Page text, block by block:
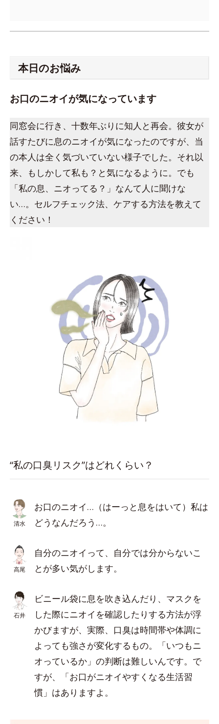
本日のお悩み
お口のニオイが気になっています
同窓会に行き、十数年ぶりに知人と再会。彼女が
話すたびに息のニオイが気になったのですが、当
の本人は全く気づいていない様子でした。それ以
来、もしかして私も？と気になるように。でも
「私の息、ニオってる？」なんて人に聞けな
い…。セルフチェック法、ケアする方法を教えて
ください！
“私の口臭リスク”はどれくらい？
清水
お口のニオイ…（はーっと息をはいて）私は
どうなんだろう…。
高尾
自分のニオイって、自分では分からないこ
とが多い気がします。
石井
ビニール袋に息を吹き込んだり、マスクを
した際にニオイを確認したりする方法が浮
かびますが、実際、口臭は時間帯や体調に
よっても強さが変化するもの。「いつもニ
オっているか」の判断は難しいんです。で
すが、「お口がニオイやすくなる生活習
慣」はありますよ。